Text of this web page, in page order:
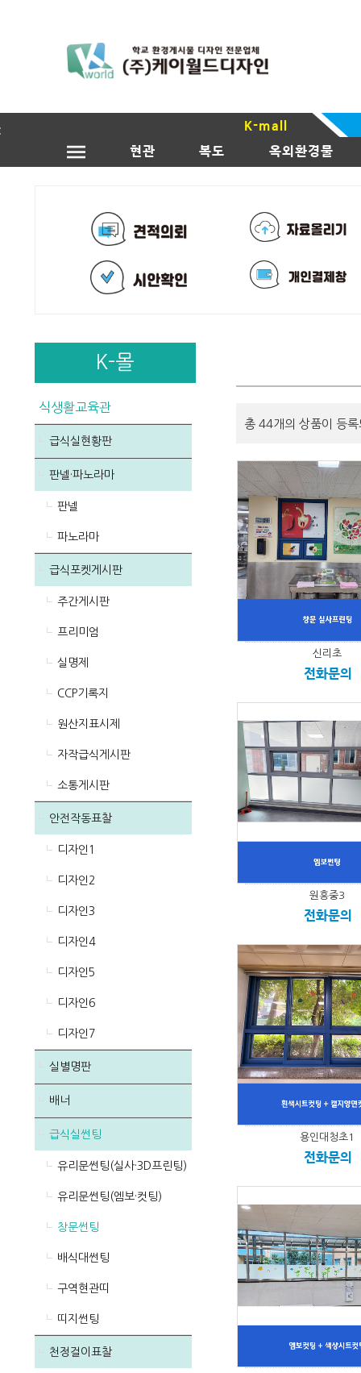
K-mall
현관
복도 옥외환경물
K-몰
식생활교육관
급식실현황판
판넬·파노라마
판넬
파노라마
급식포켓게시판
주간게시판
프리미엄
실명제
CCP기록지
원산지표시제
자작급식게시판
소통게시판
안전작동표찰
디자인1
디자인2
디자인3
디자인4
디자인5
디자인6
디자인7
실별명판
배너
급식실썬팅
유리문썬팅(실사·3D프린팅)
유리문썬팅(엠보·컷팅)
창문썬팅
배식대썬팅
구역현관띠
띠지썬팅
천정걸이표찰
총 44개의 상품이 등
신리초
전화문의
원흥중3
전화문의
용인대청초1
전화문의